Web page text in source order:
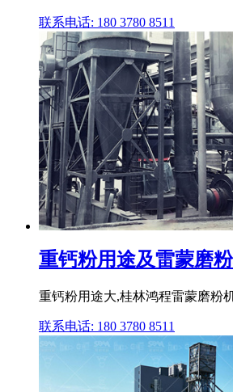
联系电话: 180 3780 8511
重钙粉用途及雷蒙磨
重钙粉用途大,桂林鸿程雷蒙磨粉
联系电话: 180 3780 8511